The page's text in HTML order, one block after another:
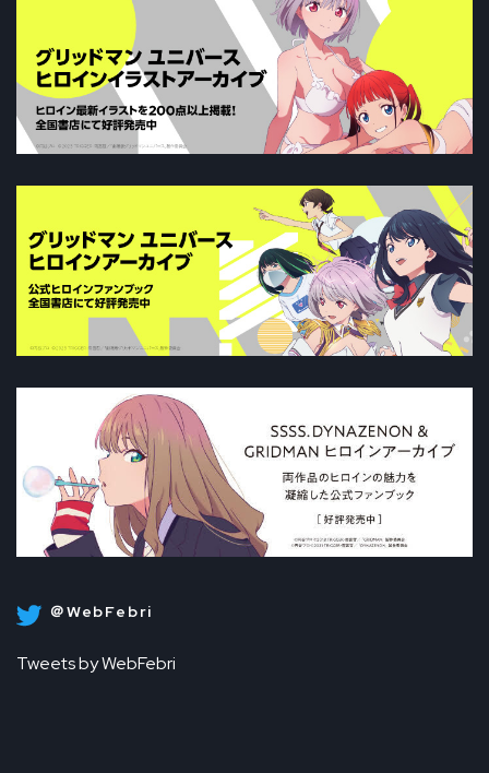
＠WebFebri
Tweets by WebFebri